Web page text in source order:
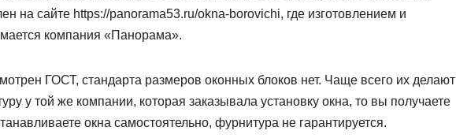
на сайте https://panorama53.ru/okna-borovichi, где изготовлением и
компания «Панорама».
ГОСТ, стандарта размеров оконных блоков нет. Чаще всего их делают
у той же компании, которая заказывала установку окна, то вы получаете
окна самостоятельно, фурнитура не гарантируется.